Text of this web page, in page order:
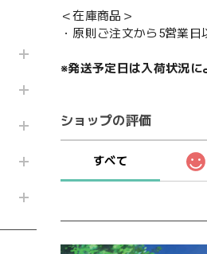
＜在庫商品＞
・原則ご注文から5営業日
※発送予定日は入荷状況に
ショップの評価
すべて